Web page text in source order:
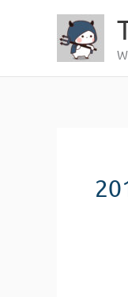
容